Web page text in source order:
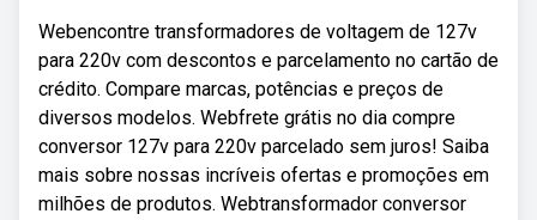
Webencontre transformadores de voltagem de 127v
para 220v com descontos e parcelamento no cartão de
crédito. Compare marcas, potências e preços de
diversos modelos. Webfrete grátis no dia compre
conversor 127v para 220v parcelado sem juros! Saiba
mais sobre nossas incríveis ofertas e promoções em
milhões de produtos. Webtransformador conversor